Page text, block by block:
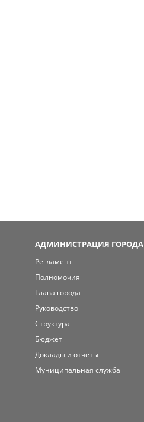
АДМИНИСТРАЦИЯ ГОРОДА
Регламент
Полномочия
Глава города
Руководство
Структура
Бюджет
Доклады и отчеты
Муниципальная служба